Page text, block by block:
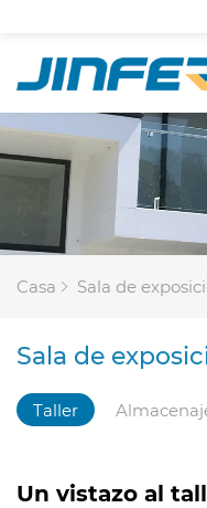
Casa Sala de
Sala de
Taller
Un vistazo al